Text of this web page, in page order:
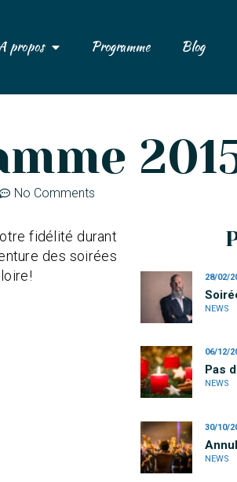
propos Programme Blog
No Comments
fidélité durant
des soirées
NEWS
28/02/
NEWS
Pas
06/12/
NEWS
30/10/